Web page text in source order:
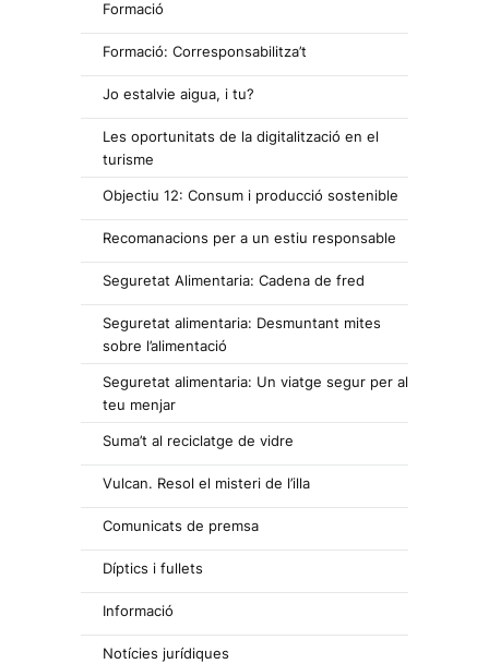
Formació
Formació: Corresponsabilitza’t
Jo estalvie aigua, i tu?
Les oportunitats de la digitalització en el
turisme
Objectiu 12: Consum i producció sostenible
Recomanacions per a un estiu responsable
Seguretat Alimentaria: Cadena de fred
Seguretat alimentaria: Desmuntant mites
sobre l’alimentació
Seguretat alimentaria: Un viatge segur per al
teu menjar
Suma’t al reciclatge de vidre
Vulcan. Resol el misteri de l’illa
Comunicats de premsa
Díptics i fullets
Informació
Notícies jurídiques